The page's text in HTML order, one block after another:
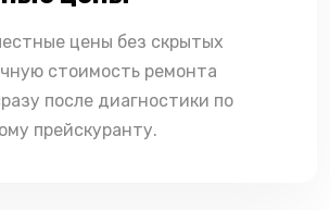
цены без скрытых
стоимость ремонта
после диагностики по
прейскуранту.